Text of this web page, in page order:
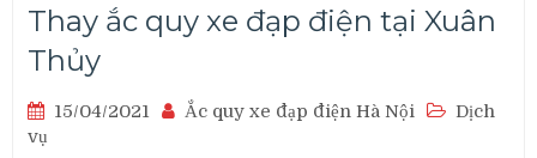
Thay ắc quy xe đạp điện tại Xuân
Thủy
15/04/2021 Ắc quy xe đạp điện Hà Nội
Dịch
vụ